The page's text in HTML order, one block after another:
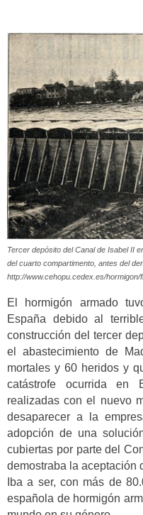
Tercer depósito del Canal de Isabel II
del cuarto compartimento, antes del
http://www.cehopu.cedex.es/hormigon/
El hormigón armado
España debido al
construcción del tercer
el abastecimiento de
mortales y 60 heridos y
catástrofe ocurrida en
realizadas con el nuevo
desaparecer a la
adopción de una
cubiertas por parte del
demostraba la aceptación
Iba a ser, con más de
española de hormigón